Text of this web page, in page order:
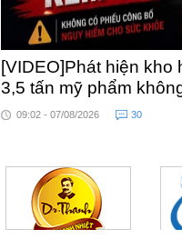
[VIDEO]Phát hiện
3,5 tấn mỹ phẩm
09:02 - 07/08/2026 30